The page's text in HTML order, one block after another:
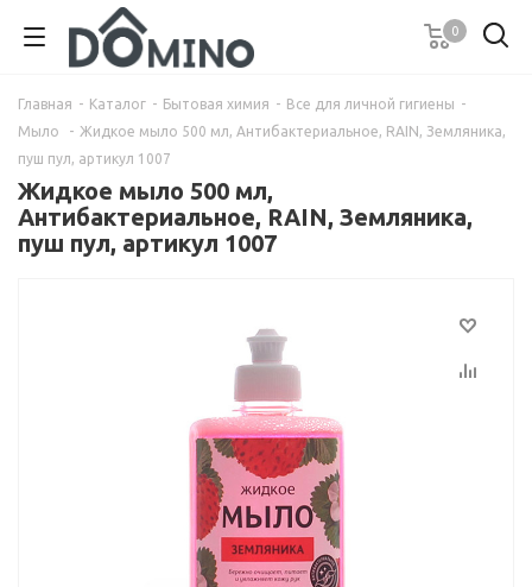
0
Главная - Каталог - Бытовая химия - Все для личной гигиены -
Мыло
- Жидкое мыло 500 мл, Антибактериальное, RAIN, Земляника,
пуш пул, артикул 1007
Жидкое мыло 500 мл,
Антибактериальное, RAIN, Земляника,
пуш пул, артикул 1007